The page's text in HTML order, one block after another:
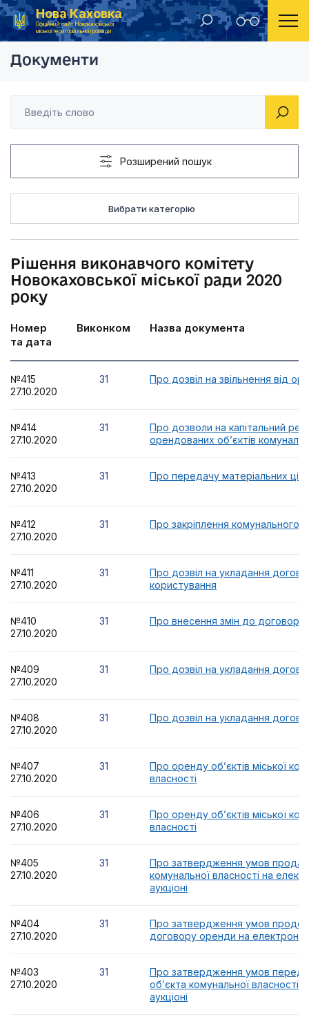
Нова Каховка
Офіційний сайт Новокаховської
міської територіальної громади
Головна Рішення виконавчого комітету Новокаховської
Документи
Розширений пошук
Вибрати категорію
Рішення виконавчого комітету
Новокаховської міської ради 2020
року
Номер
та дата
Виконком Назва документа
№415
27.10.2020
31 Про дозвіл на звільнення від
№414
27.10.2020
31
Про дозволи на капітальний
орендованих об’єктів
№413
27.10.2020
31 Про передачу матеріальних
№412
27.10.2020
31 Про закріплення комунального
№411
27.10.2020
31
Про дозвіл на укладання
користування
№410
27.10.2020
31 Про внесення змін до
№409
27.10.2020
31 Про дозвіл на укладання
№408
27.10.2020
31 Про дозвіл на укладання
№407
27.10.2020
31
Про оренду об’єктів міської
власності
№406
27.10.2020
31
Про оренду об’єктів міської
власності
№405
27.10.2020
31
Про затвердження умов
комунальної власності на
аукціоні
№404
27.10.2020
31
Про затвердження умов
договору оренди на
№403
27.10.2020
31
Про затвердження умов
об’єкта комунальної власності
аукціоні